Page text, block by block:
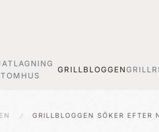
GRILLBLOGGEN
GRILLBLOGGEN SÖKER EFTER